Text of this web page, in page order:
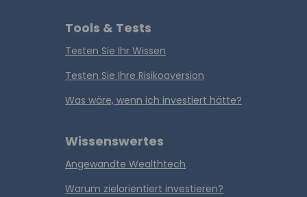
Tools & Tests
Testen Sie Ihr Wissen
Testen Sie Ihre Risikoaversion
Was wäre, wenn ich investiert hätte?
Wissenswertes
Angewandte Wealthtech
Warum zielorientiert investieren?